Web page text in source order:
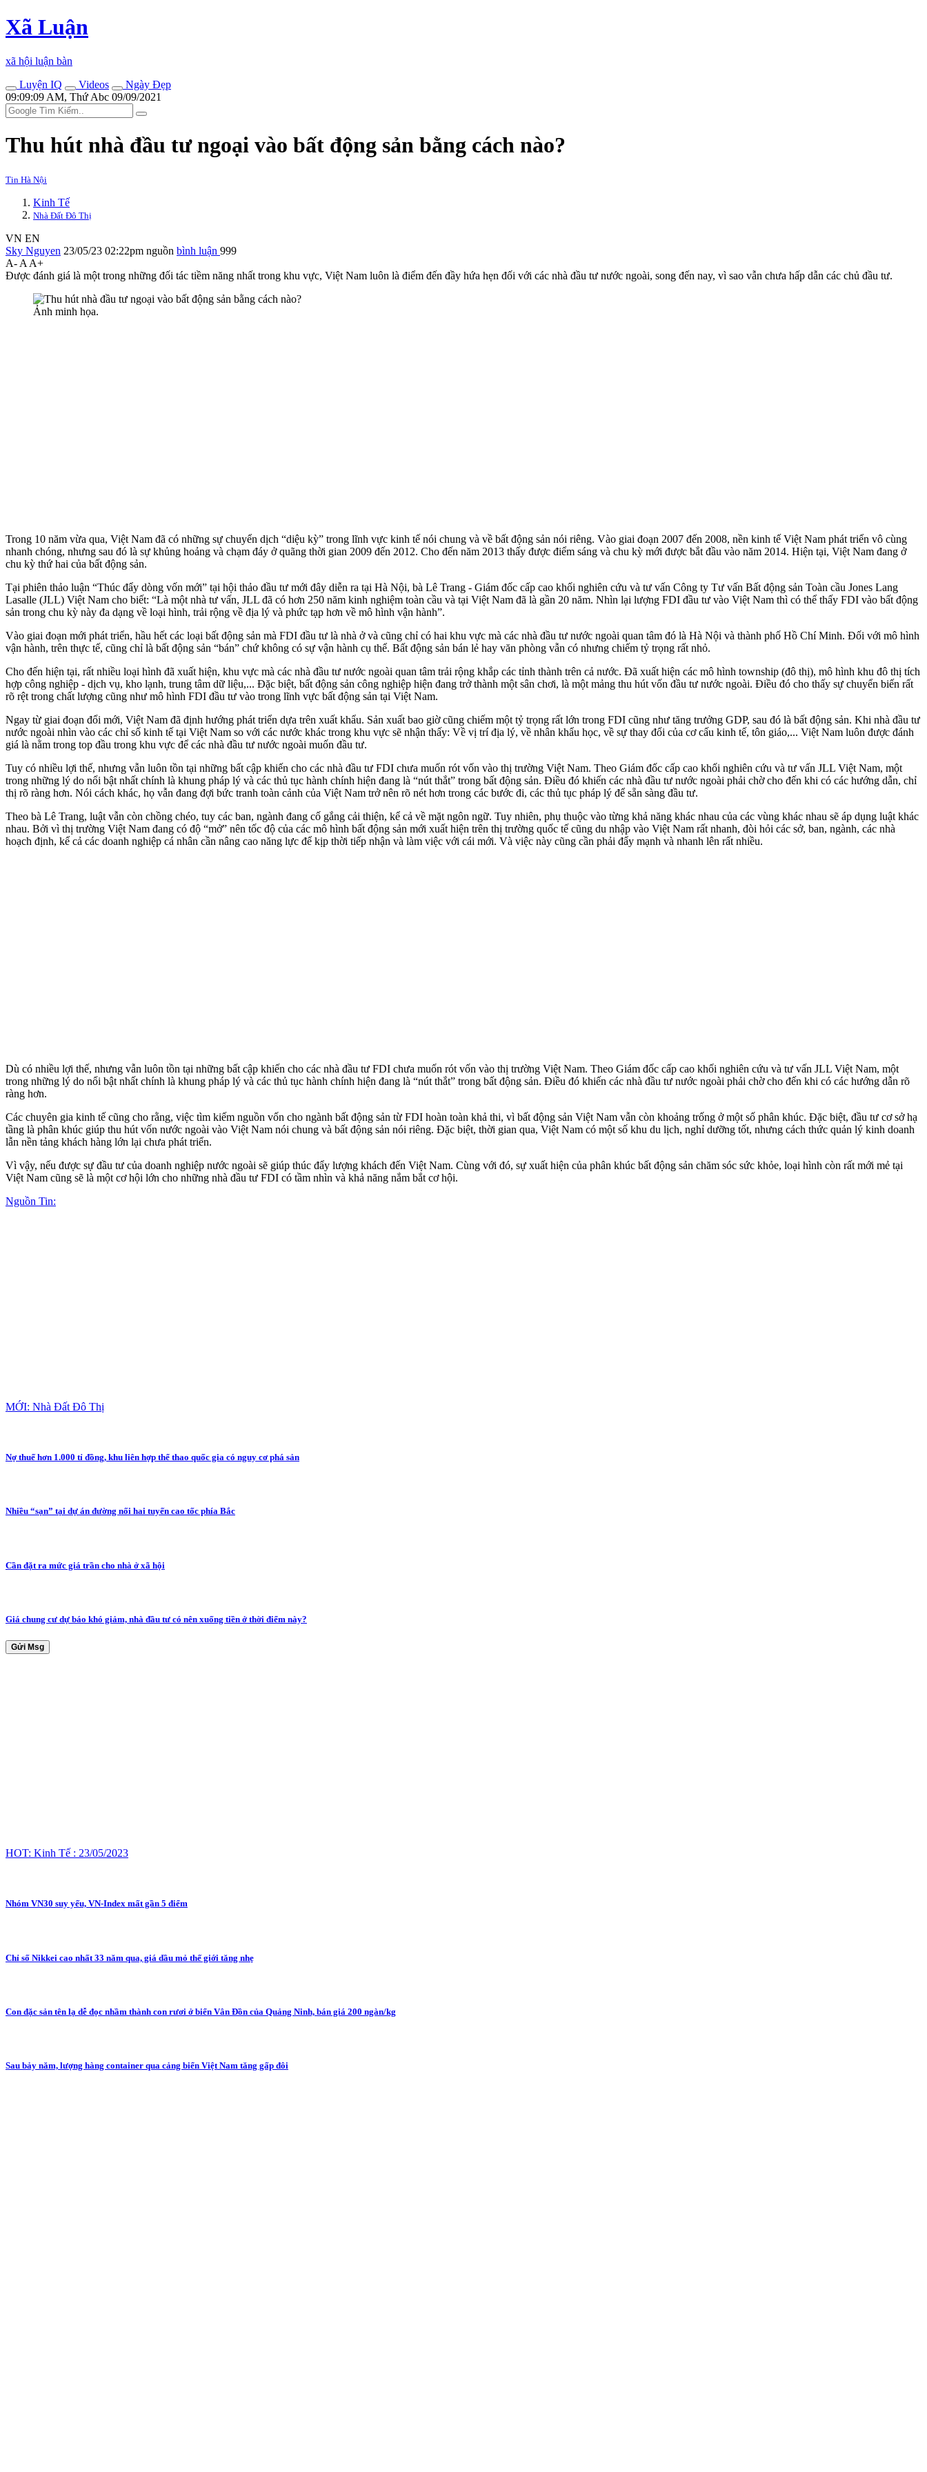
Xã Luận
xã hội luận bàn
Luyện IQ
Videos
Ngày Đẹp
09:09:09 AM, Thứ Abc 09/09/2021
Thu hút nhà đầu tư ngoại vào bất động sản bằng cách nào?
Tin Hà Nội
Kinh Tế
Nhà Đất Đô Thị
VN EN
Sky Nguyen 23/05/23 02:22pm nguồn bình luận 999
A- A A+
Được đánh giá là một trong những đối tác tiềm năng nhất trong khu vực, Việt Nam luôn là điểm đến đầy hứa hẹn đối với các nhà đầu tư nước ngoài, song đến nay, vì sao vẫn chưa hấp dẫn các chủ đầu tư.
Ảnh minh họa.
Trong 10 năm vừa qua, Việt Nam đã có những sự chuyển dịch “diệu kỳ” trong lĩnh vực kinh tế nói chung và về bất động sản nói riêng. Vào giai đoạn 2007 đến 2008, nền kinh tế Việt Nam phát triển vô cùng
nhanh chóng, nhưng sau đó là sự khủng hoảng và chạm đáy ở quãng thời gian 2009 đến 2012. Cho đến năm 2013 thấy được điểm sáng và chu kỳ mới được bắt đầu vào năm 2014. Hiện tại, Việt Nam đang ở
chu kỳ thứ hai của bất động sản.
Tại phiên thảo luận “Thúc đẩy dòng vốn mới” tại hội thảo đầu tư mới đây diễn ra tại Hà Nội, bà Lê Trang - Giám đốc cấp cao khối nghiên cứu và tư vấn Công ty Tư vấn Bất động sản Toàn cầu Jones Lang
Lasalle (JLL) Việt Nam cho biết: “Là một nhà tư vấn, JLL đã có hơn 250 năm kinh nghiệm toàn cầu và tại Việt Nam đã là gần 20 năm. Nhìn lại lượng FDI đầu tư vào Việt Nam thì có thể thấy FDI vào bất động
sản trong chu kỳ này đa dạng về loại hình, trải rộng về địa lý và phức tạp hơn về mô hình vận hành”.
Vào giai đoạn mới phát triển, hầu hết các loại bất động sản mà FDI đầu tư là nhà ở và cũng chỉ có hai khu vực mà các nhà đầu tư nước ngoài quan tâm đó là Hà Nội và thành phố Hồ Chí Minh. Đối với mô hình
vận hành, trên thực tế, cũng chỉ là bất động sản “bán” chứ không có sự vận hành cụ thể. Bất động sản bán lẻ hay văn phòng vẫn có nhưng chiếm tỷ trọng rất nhỏ.
Cho đến hiện tại, rất nhiều loại hình đã xuất hiện, khu vực mà các nhà đầu tư nước ngoài quan tâm trải rộng khắp các tỉnh thành trên cả nước. Đã xuất hiện các mô hình township (đô thị), mô hình khu đô thị tích
hợp công nghiệp - dịch vụ, kho lạnh, trung tâm dữ liệu,... Đặc biệt, bất động sản công nghiệp hiện đang trở thành một sân chơi, là một mảng thu hút vốn đầu tư nước ngoài. Điều đó cho thấy sự chuyển biến rất
rõ rệt trong chất lượng cũng như mô hình FDI đầu tư vào trong lĩnh vực bất động sản tại Việt Nam.
Ngay từ giai đoạn đổi mới, Việt Nam đã định hướng phát triển dựa trên xuất khẩu. Sản xuất bao giờ cũng chiếm một tỷ trọng rất lớn trong FDI cũng như tăng trưởng GDP, sau đó là bất động sản. Khi nhà đầu tư
nước ngoài nhìn vào các chỉ số kinh tế tại Việt Nam so với các nước khác trong khu vực sẽ nhận thấy: Về vị trí địa lý, về nhân khẩu học, về sự thay đổi của cơ cấu kinh tế, tôn giáo,... Việt Nam luôn được đánh
giá là nằm trong top đầu trong khu vực để các nhà đầu tư nước ngoài muốn đầu tư.
Tuy có nhiều lợi thế, nhưng vẫn luôn tồn tại những bất cập khiến cho các nhà đầu tư FDI chưa muốn rót vốn vào thị trường Việt Nam. Theo Giám đốc cấp cao khối nghiên cứu và tư vấn JLL Việt Nam, một
trong những lý do nổi bật nhất chính là khung pháp lý và các thủ tục hành chính hiện đang là “nút thắt” trong bất động sản. Điều đó khiến các nhà đầu tư nước ngoài phải chờ cho đến khi có các hướng dẫn, chỉ
thị rõ ràng hơn. Nói cách khác, họ vẫn đang đợi bức tranh toàn cảnh của Việt Nam trở nên rõ nét hơn trong các bước đi, các thủ tục pháp lý để sẵn sàng đầu tư.
Theo bà Lê Trang, luật vẫn còn chồng chéo, tuy các ban, ngành đang cố gắng cải thiện, kể cả về mặt ngôn ngữ. Tuy nhiên, phụ thuộc vào từng khả năng khác nhau của các vùng khác nhau sẽ áp dụng luật khác
nhau. Bởi vì thị trường Việt Nam đang có độ “mở” nên tốc độ của các mô hình bất động sản mới xuất hiện trên thị trường quốc tế cũng du nhập vào Việt Nam rất nhanh, đòi hỏi các sở, ban, ngành, các nhà
hoạch định, kể cả các doanh nghiệp cá nhân cần nâng cao năng lực để kịp thời tiếp nhận và làm việc với cái mới. Và việc này cũng cần phải đẩy mạnh và nhanh lên rất nhiều.
Dù có nhiều lợi thế, nhưng vẫn luôn tồn tại những bất cập khiến cho các nhà đầu tư FDI chưa muốn rót vốn vào thị trường Việt Nam. Theo Giám đốc cấp cao khối nghiên cứu và tư vấn JLL Việt Nam, một
trong những lý do nổi bật nhất chính là khung pháp lý và các thủ tục hành chính hiện đang là “nút thắt” trong bất động sản. Điều đó khiến các nhà đầu tư nước ngoài phải chờ cho đến khi có các hướng dẫn rõ
ràng hơn.
Các chuyên gia kinh tế cũng cho rằng, việc tìm kiếm nguồn vốn cho ngành bất động sản từ FDI hoàn toàn khả thi, vì bất động sản Việt Nam vẫn còn khoảng trống ở một số phân khúc. Đặc biệt, đầu tư cơ sở hạ
tầng là phân khúc giúp thu hút vốn nước ngoài vào Việt Nam nói chung và bất động sản nói riêng. Đặc biệt, thời gian qua, Việt Nam có một số khu du lịch, nghỉ dưỡng tốt, nhưng cách thức quản lý kinh doanh
lẫn nền tảng khách hàng lớn lại chưa phát triển.
Vì vậy, nếu được sự đầu tư của doanh nghiệp nước ngoài sẽ giúp thúc đẩy lượng khách đến Việt Nam. Cùng với đó, sự xuất hiện của phân khúc bất động sản chăm sóc sức khỏe, loại hình còn rất mới mẻ tại
Việt Nam cũng sẽ là một cơ hội lớn cho những nhà đầu tư FDI có tầm nhìn và khả năng nắm bắt cơ hội.
Nguồn Tin:
MỚI: Nhà Đất Đô Thị
Nợ thuế hơn 1.000 tỉ đồng, khu liên hợp thể thao quốc gia có nguy cơ phá sản
Nhiều “sạn” tại dự án đường nối hai tuyến cao tốc phía Bắc
Cần đặt ra mức giá trần cho nhà ở xã hội
Giá chung cư dự báo khó giảm, nhà đầu tư có nên xuống tiền ở thời điểm này?
Gửi Msg
HOT: Kinh Tế : 23/05/2023
Nhóm VN30 suy yếu, VN-Index mất gần 5 điểm
Chỉ số Nikkei cao nhất 33 năm qua, giá dầu mỏ thế giới tăng nhẹ
Con đặc sản tên lạ dễ đọc nhầm thành con rươi ở biển Vân Đồn của Quảng Ninh, bán giá 200 ngàn/kg
Sau bảy năm, lượng hàng container qua cảng biển Việt Nam tăng gấp đôi